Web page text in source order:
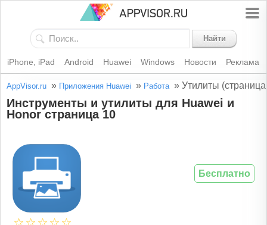
Найти
iPhone, iPad Android Huawei Windows Новости Реклама
AppVisor.ru » Приложения Huawei » Работа » Утилиты
Инструменты и утилиты для Huawei и
Honor страница 10
Бесплатно